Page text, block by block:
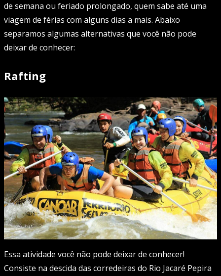
de semana ou feriado prolongado, quem sabe até uma
viagem de férias com alguns dias a mais. Abaixo
separamos algumas alternativas que você não pode
deixar de conhecer:
Rafting
Essa atividade você não pode deixar de conhecer!
Consiste na descida das corredeiras do Rio Jacaré Pepira